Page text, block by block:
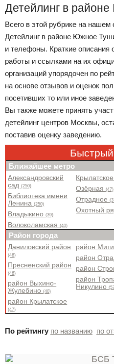
Детейлинг в
Всего в этой рубрике на нашем
Детейлинг в районе Южное
и телефоны. Краткие описания
работы и ссылками на их
организаций упорядочен по
на основе отзывов и оценок
посетивших то или иное
Вы также можете принять
детейлинг центров Москвы,
поставив оценку заведению.
Быстрый
Ближайшее метро
Александровский
сад(250)
Библиотека имени
Ленина(250)
Владыкино(39)
Волоколамская(40)
Озёрная(47)
Отрадное
Охотный
Район города
Даниловский район
(46)
Пресненский район
(46)
район Выхино-
Жулебино(40)
район Крылатское
(47)
район
район
район
район
Никулино
По рейтингу по названию по